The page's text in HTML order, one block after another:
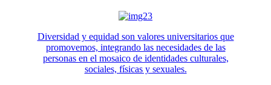
Diversidad y equidad son valores universitarios que
promovemos, integrando las necesidades de las
personas en el mosaico de identidades culturales,
sociales, físicas y sexuales.